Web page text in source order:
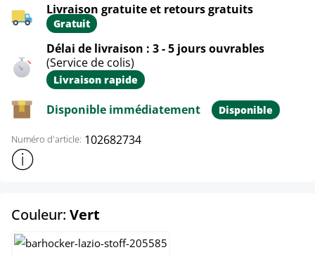
Livraison gratuite et retours gratuits
Gratuit
Délai de livraison : 3 - 5 jours ouvrables
(Service de colis)
Livraison rapide
Disponible immédiatement Disponible
Numéro d'article: 102682734
Afficher plus d'informations sur le produit
Couleur: Vert